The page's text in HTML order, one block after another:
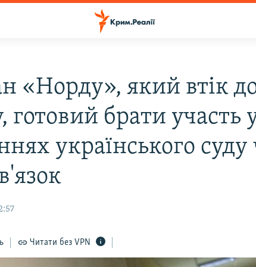
«Норду», який втік
готовий брати участь
українського суду
Читати без VPN